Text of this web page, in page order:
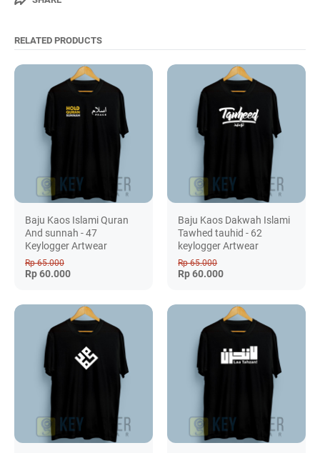
RELATED PRODUCTS
Baju Kaos Islami Quran
And sunnah - 47
Keylogger Artwear
Rp 65.000
Rp 60.000
Baju Kaos Dakwah Islami
Tawhed tauhid - 62
keylogger Artwear
Rp 65.000
Rp 60.000